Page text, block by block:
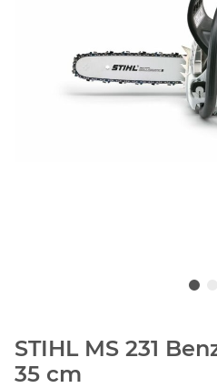
STIHL MS 231
35 cm